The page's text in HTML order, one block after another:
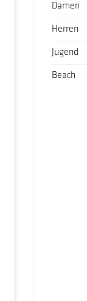
Damen
Herren
Jugend
Beach